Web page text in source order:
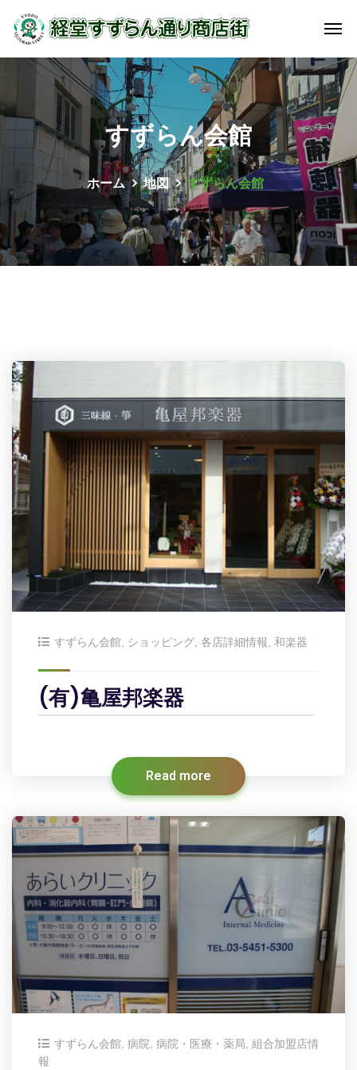
すずらん会館
ホーム 地図 すずらん会館
すずらん会館 ショッピング 各店詳細情報 和楽器
(有)亀屋邦楽器
Read more
すずらん会館 病院 病院・医療・薬局 組合加盟店情
報